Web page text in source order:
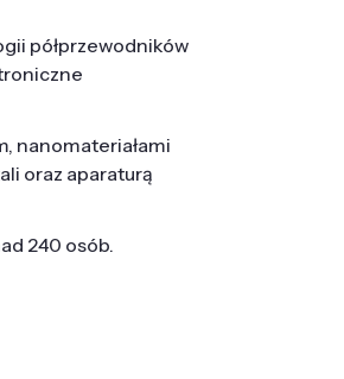
półprzewodników
nanomateriałami
oraz aparaturą
240 osób.